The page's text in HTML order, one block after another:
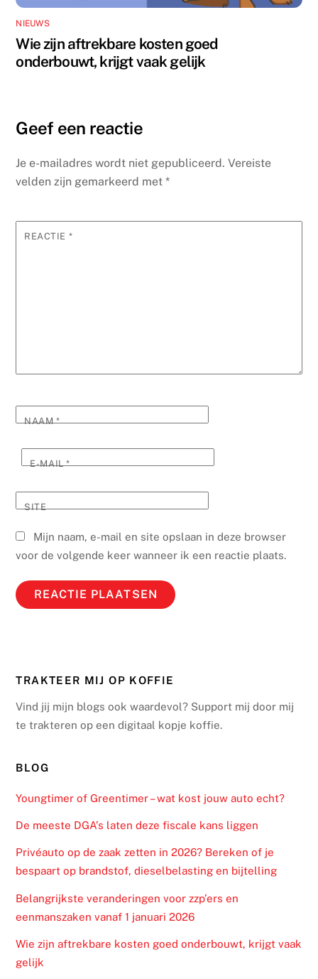
NIEUWS
Wie zijn aftrekbare kosten goed
onderbouwt, krijgt vaak gelijk
Geef een reactie
Je e-mailadres wordt niet gepubliceerd. Vereiste
velden zijn gemarkeerd met*
REACTIE *
NAAM*
E-MAIL*
SITE
Mijn naam, e-mail en site opslaan in deze browser
voor de volgende keer wanneer ik een reactie plaats.
TRAKTEER MIJ OP KOFFIE
Vind jij mijn blogs ook waardevol? Support mij door mij
te trakteren op een digitaal kopje koffie.
BLOG
Youngtimer of Greentimer – wat kost jouw auto echt?
De meeste DGA’s laten deze fiscale kans liggen
Privéauto op de zaak zetten in 2026? Bereken of je
bespaart op brandstof, dieselbelasting en bijtelling
Belangrijkste veranderingen voor zzp’ers en
eenmanszaken vanaf 1 januari 2026
Wie zijn aftrekbare kosten goed onderbouwt, krijgt vaak
gelijk